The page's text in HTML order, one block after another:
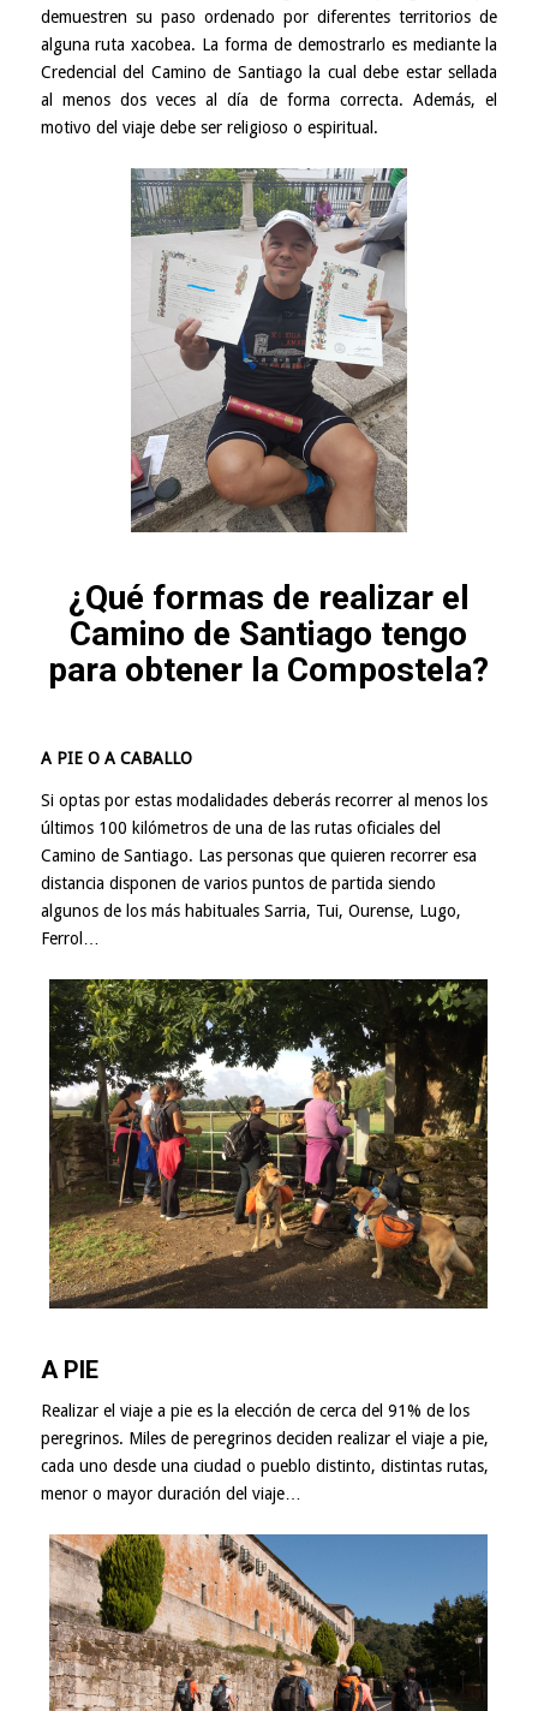
demuestren su paso ordenado por diferentes territorios de
alguna ruta xacobea. La forma de demostrarlo es mediante la
Credencial del Camino de Santiago la cual debe estar sellada
al menos dos veces al día de forma correcta. Además, el
motivo del viaje debe ser religioso o espiritual.
¿Qué formas de realizar el
Camino de Santiago tengo
para obtener la Compostela?
A PIE O A CABALLO
Si optas por estas modalidades deberás recorrer al menos los
últimos 100 kilómetros de una de las rutas oficiales del
Camino de Santiago. Las personas que quieren recorrer esa
distancia disponen de varios puntos de partida siendo
algunos de los más habituales Sarria, Tui, Ourense, Lugo,
Ferrol…
A PIE
Realizar el viaje a pie es la elección de cerca del 91% de los
peregrinos. Miles de peregrinos deciden realizar el viaje a pie,
cada uno desde una ciudad o pueblo distinto, distintas rutas,
menor o mayor duración del viaje…